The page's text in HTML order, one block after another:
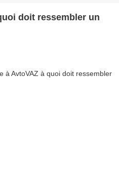
doit ressembler un